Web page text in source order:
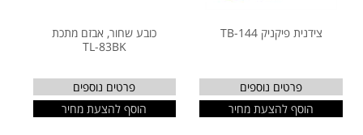
צידנית פיקניק TB-144
פרטים נוספים
הוסף להצעת מחיר
כובע שחור, אבזם מתכת
TL-83BK
פרטים נוספים
הוסף להצעת מחיר